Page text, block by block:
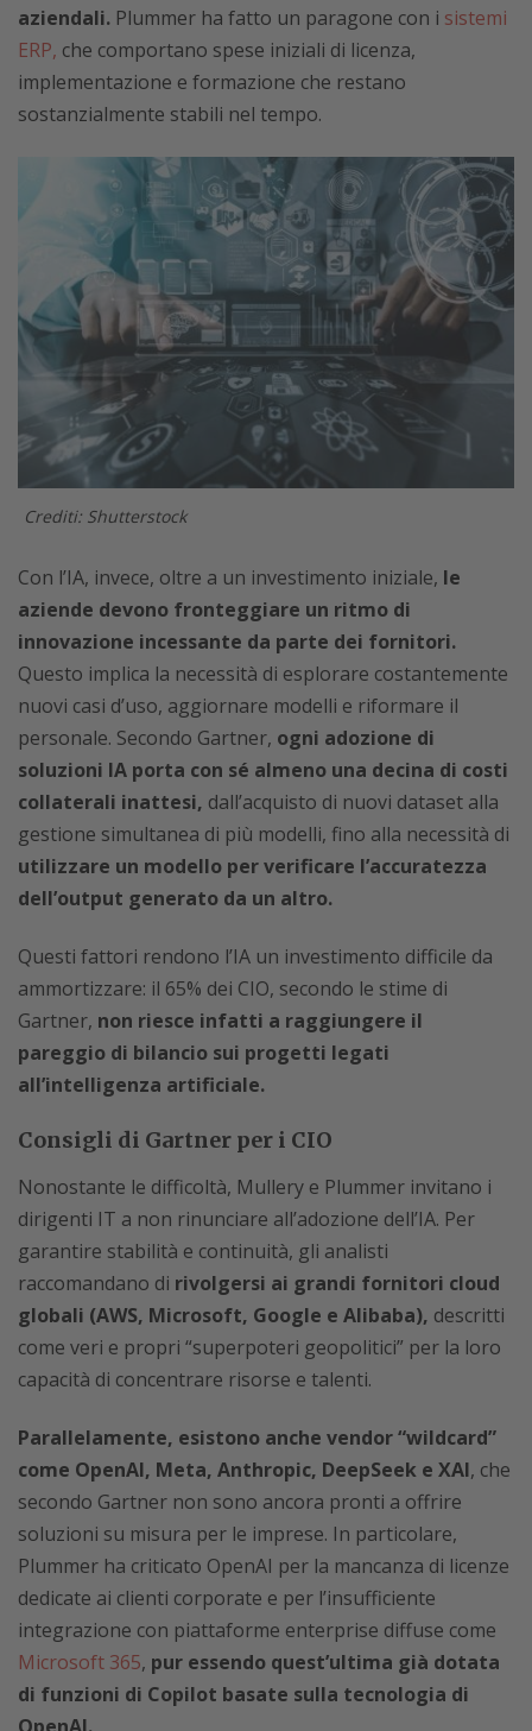
aziendali. Plummer ha fatto un paragone con i sistemi
ERP, che comportano spese iniziali di licenza,
implementazione e formazione che restano
sostanzialmente stabili nel tempo.
Crediti: Shutterstock
Con l’IA, invece, oltre a un investimento iniziale, le
aziende devono fronteggiare un ritmo di
innovazione incessante da parte dei fornitori.
Questo implica la necessità di esplorare costantemente
nuovi casi d’uso, aggiornare modelli e riformare il
personale. Secondo Gartner, ogni adozione di
soluzioni IA porta con sé almeno una decina di costi
collaterali inattesi, dall’acquisto di nuovi dataset alla
gestione simultanea di più modelli, fino alla necessità di
utilizzare un modello per verificare l’accuratezza
dell’output generato da un altro.
Questi fattori rendono l’IA un investimento difficile da
ammortizzare: il 65% dei CIO, secondo le stime di
Gartner, non riesce infatti a raggiungere il
pareggio di bilancio sui progetti legati
all’intelligenza artificiale.
Consigli di Gartner per i CIO
Nonostante le difficoltà, Mullery e Plummer invitano i
dirigenti IT a non rinunciare all’adozione dell’IA. Per
garantire stabilità e continuità, gli analisti
raccomandano di rivolgersi ai grandi fornitori cloud
globali (AWS, Microsoft, Google e Alibaba), descritti
come veri e propri “superpoteri geopolitici” per la loro
capacità di concentrare risorse e talenti.
Parallelamente, esistono anche vendor “wildcard”
come OpenAI, Meta, Anthropic, DeepSeek e XAI, che
secondo Gartner non sono ancora pronti a offrire
soluzioni su misura per le imprese. In particolare,
Plummer ha criticato OpenAI per la mancanza di licenze
dedicate ai clienti corporate e per l’insufficiente
integrazione con piattaforme enterprise diffuse come
Microsoft 365, pur essendo quest’ultima già dotata
di funzioni di Copilot basate sulla tecnologia di